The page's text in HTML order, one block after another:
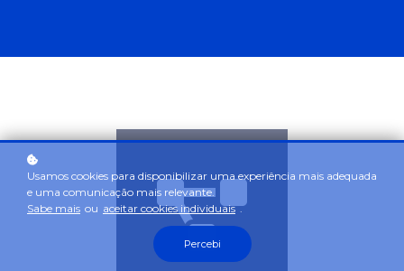
Usamos cookies para disponibilizar uma experiência mais adequada
e uma comunicação mais relevante.
Sabe mais ou aceitar cookies individuais .
Percebi